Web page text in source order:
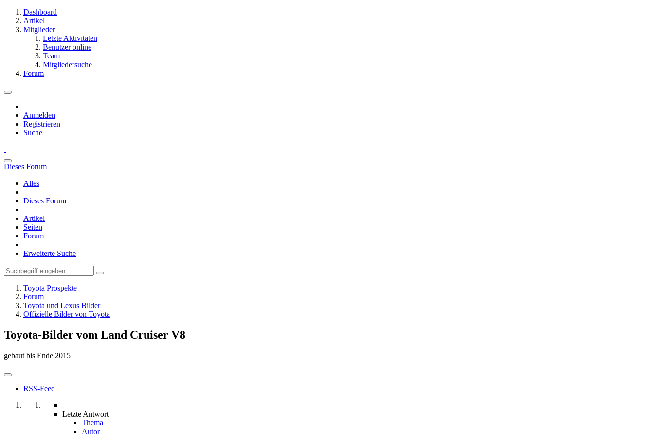
Dashboard
Artikel
Mitglieder
Letzte Aktivitäten
Benutzer online
Team
Mitgliedersuche
Forum
Anmelden
Registrieren
Suche
Dieses Forum
Alles
Dieses Forum
Artikel
Seiten
Forum
Erweiterte Suche
Toyota Prospekte
Forum
Toyota und Lexus Bilder
Offizielle Bilder von Toyota
Toyota-Bilder vom Land Cruiser V8
gebaut bis Ende 2015
RSS-Feed
Letzte Antwort
Thema
Autor